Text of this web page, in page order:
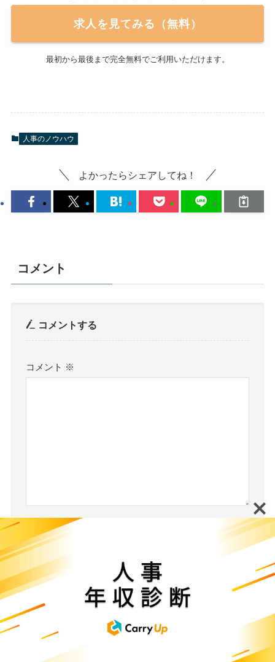
求人を見てみる（無料）
最初から最後まで完全無料でご利用いただけます。
人事のノウハウ
よかったらシェアしてね！
コメント
コメントする
コメント ※
※
メール※